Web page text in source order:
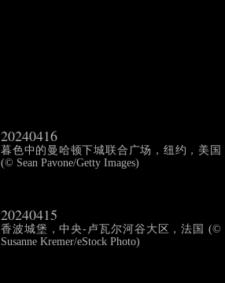
20240416
暮色中的曼哈顿下城联合广场，纽约，美国
(© Sean Pavone/Getty Images)
20240415
香波城堡，中央-卢瓦尔河谷大区，法国 (©
Susanne Kremer/eStock Photo)